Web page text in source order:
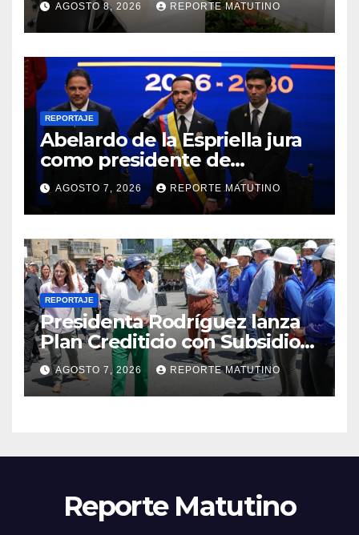
AGOSTO 8, 2026 REPORTE MATUTINO
REPORTAJE
Abelardo de la Espriella jura
como presidente de
Colombia para el periodo
2026-2030
AGOSTO 7, 2026 REPORTE MATUTINO
REPORTAJE
Presidenta Rodríguez lanza
Plan Crediticio con Subsidio
Directo en encuentro con
Juntas de Condominio
AGOSTO 7, 2026 REPORTE MATUTINO
Reporte Matutino